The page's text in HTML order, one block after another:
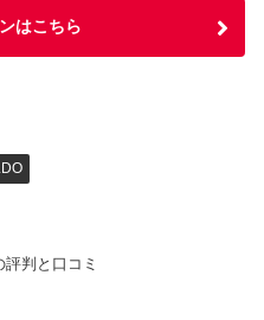
はこちら
判と口コミ